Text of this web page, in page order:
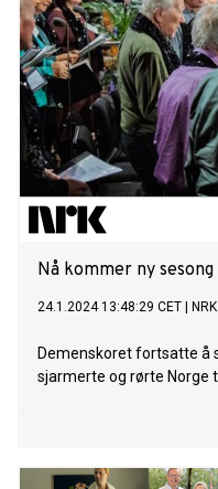
Nå kommer ny
24.1.2024 13:48:29 CET NRK
Demenskoret fortsatte å
sjarmerte og rørte Norge